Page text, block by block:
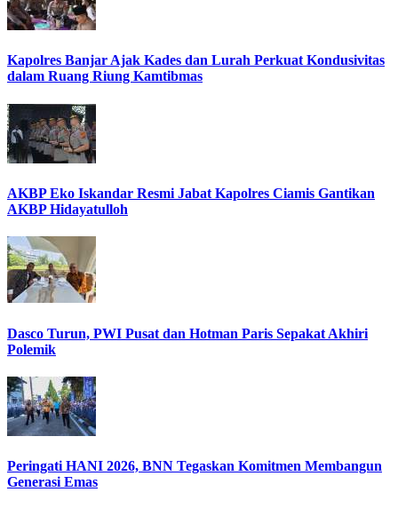
Kapolres Banjar Ajak Kades dan Lurah Perkuat Kondusivitas
dalam Ruang Riung Kamtibmas
AKBP Eko Iskandar Resmi Jabat Kapolres Ciamis Gantikan
AKBP Hidayatulloh
Dasco Turun, PWI Pusat dan Hotman Paris Sepakat Akhiri
Polemik
Peringati HANI 2026, BNN Tegaskan Komitmen Membangun
Generasi Emas